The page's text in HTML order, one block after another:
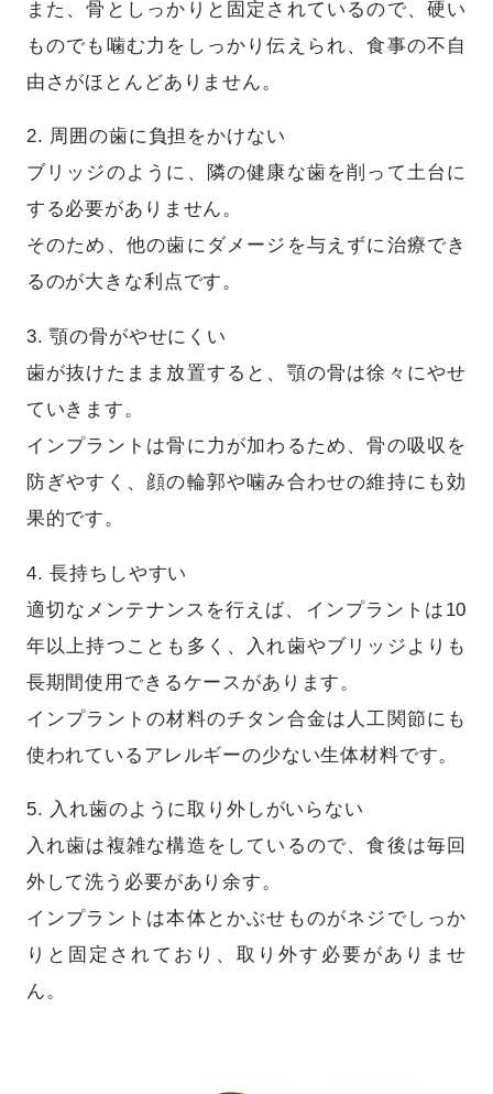
また、骨としっかりと固定されているので、硬い
ものでも噛む力をしっかり伝えられ、食事の不自
由さがほとんどありません。
2. 周囲の歯に負担をかけない
ブリッジのように、隣の健康な歯を削って土台に
する必要がありません。
そのため、他の歯にダメージを与えずに治療でき
るのが大きな利点です。
3. 顎の骨がやせにくい
歯が抜けたまま放置すると、顎の骨は徐々にやせ
ていきます。
インプラントは骨に力が加わるため、骨の吸収を
防ぎやすく、顔の輪郭や噛み合わせの維持にも効
果的です。
4. 長持ちしやすい
適切なメンテナンスを行えば、インプラントは10
年以上持つことも多く、入れ歯やブリッジよりも
長期間使用できるケースがあります。
インプラントの材料のチタン合金は人工関節にも
使われているアレルギーの少ない生体材料です。
5. 入れ歯のように取り外しがいらない
入れ歯は複雑な構造をしているので、食後は毎回
外して洗う必要があり余す。
インプラントは本体とかぶせものがネジでしっか
りと固定されており、取り外す必要がありませ
ん。